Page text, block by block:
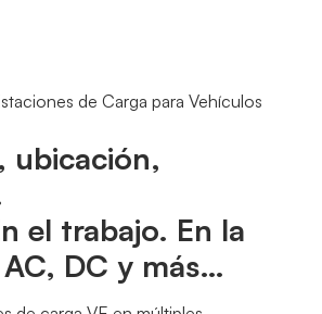
de Carga para Vehículos
ubicación,
el trabajo. En la
DC y más…